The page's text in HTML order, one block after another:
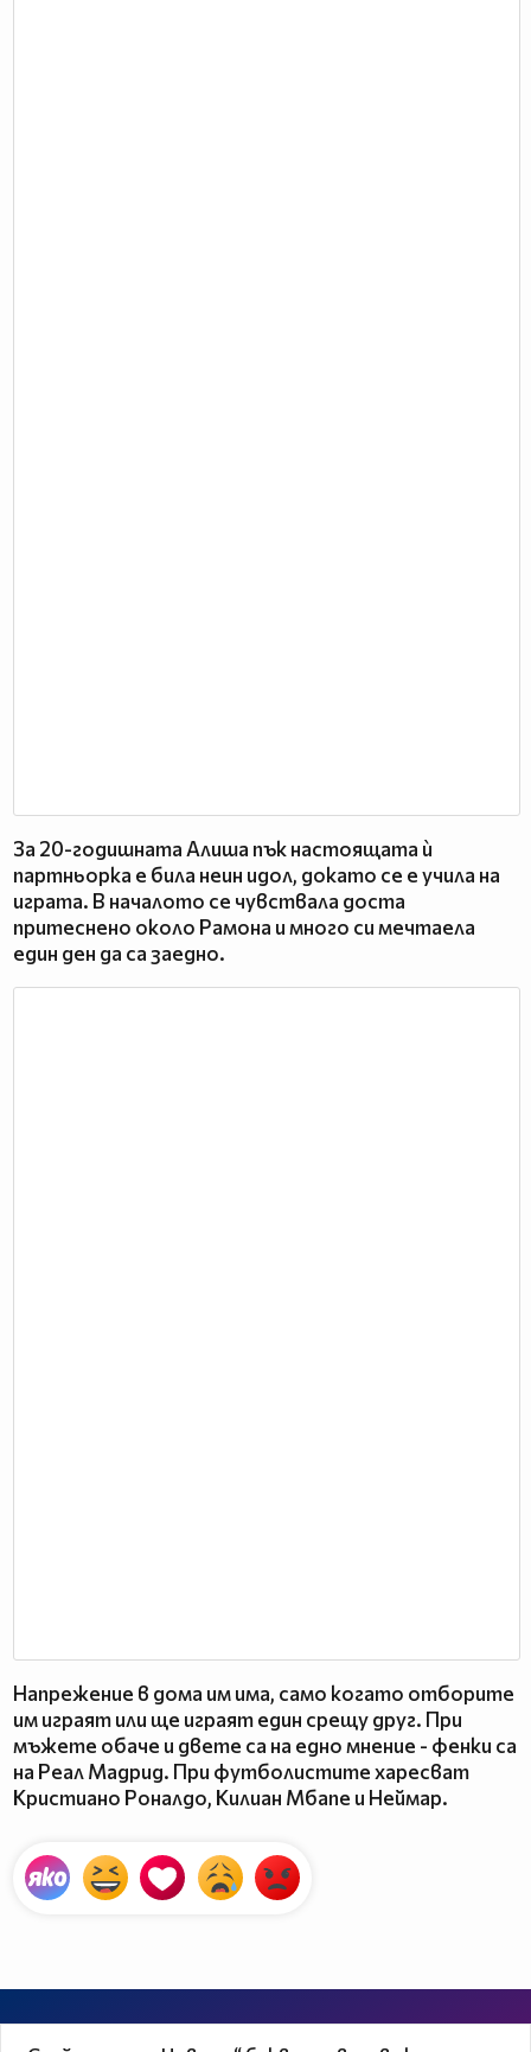
За 20-годишната Алиша пък настоящата ѝ
партньорка е била неин идол, докато се е учила на
играта. В началото се чувствала доста
притеснено около Рамона и много си мечтаела
един ден да са заедно.
Напрежение в дома им има, само когато отборите
им играят или ще играят един срещу друг. При
мъжете обаче и двете са на едно мнение - фенки са
на Реал Мадрид. При футболистите харесват
Кристиано Роналдо, Килиан Мбапе и Неймар.